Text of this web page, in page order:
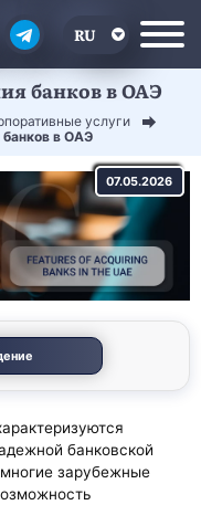
RU
EN
CN
банков в ОАЭ
услуги
банков в ОАЭ
07.05.2026
банковской
зарубежные